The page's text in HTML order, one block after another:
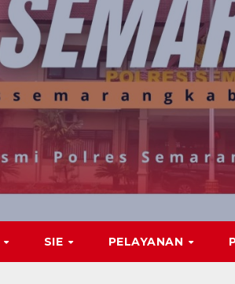
SIE PELAYANAN